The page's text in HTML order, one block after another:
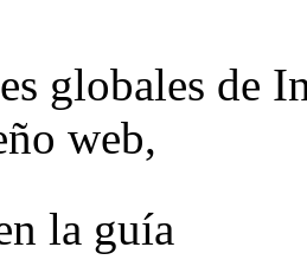
globales de
web,
la guía